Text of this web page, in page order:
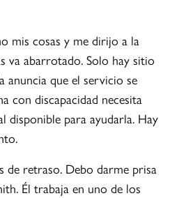
mis cosas y me dirijo a la
va abarrotado. Solo hay sitio
anuncia que el servicio se
con discapacidad necesita
disponible para ayudarla. Hay
de retraso. Debo darme prisa
Él trabaja en uno de los